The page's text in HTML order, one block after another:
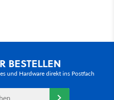
BESTELLEN
und Hardware direkt ins Postfach